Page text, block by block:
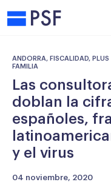
PSF
ANDORRA, FISCALIDAD,
FAMILIA
Las
doblan la
españoles,
y el virus
04 noviembre, 2020